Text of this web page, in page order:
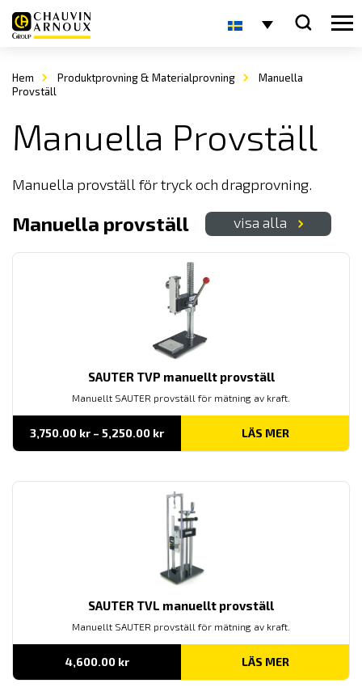
Hem Produktprovning & Materialprovning
Manuella
Provställ
Manuella Provställ
Manuella provställ för tryck och dragprovning.
Manuella provställ visa alla
SAUTER TVP manuellt provställ
Manuellt SAUTER provställ för mätning av kraft.
3,750.00 kr – 5,250.00 krPrisintervall:
till
LÄS MER
SAUTER TVL manuellt provställ
Manuellt SAUTER provställ för mätning av kraft.
4,600.00 kr LÄS MER